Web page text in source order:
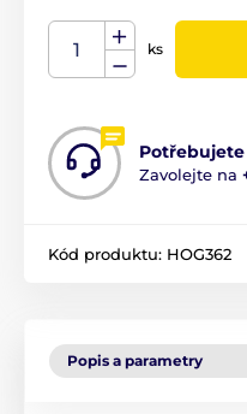
ks
Zavolejte na
Kód produktu: HOG362
Popis a parametry